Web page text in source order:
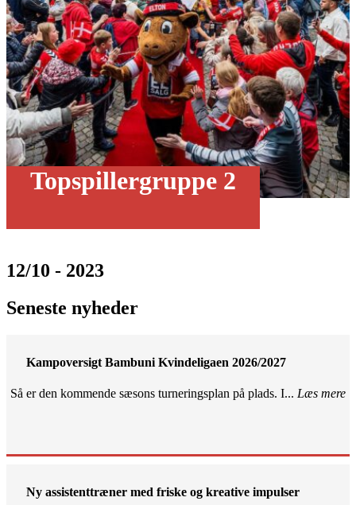
Topspillergruppe 2
12/10 - 2023
Seneste nyheder
Kampoversigt Bambuni Kvindeligaen 2026/2027
Så er den kommende sæsons turneringsplan på plads. I... Læs mere
Ny assistenttræner med friske og kreative impulser